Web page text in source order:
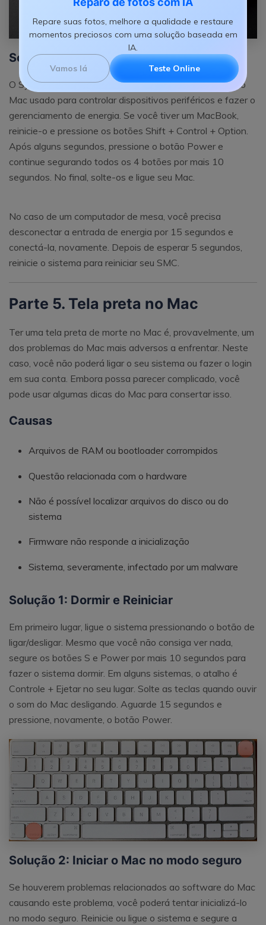
Repare suas fotos, melhore a qualidade e restaure
momentos preciosos com uma solução baseada em
IA.
Vamos lá
Teste Online
Solução 2: Reiniciar o SMC no Mac
O System Management Controller é um chip especial do
Mac usado para controlar dispositivos periféricos e fazer o
gerenciamento de energia. Se você tiver um MacBook,
reinicie-o e pressione os botões Shift + Control + Option.
Após alguns segundos, pressione o botão Power e
continue segurando todos os 4 botões por mais 10
segundos. No final, solte-os e ligue seu Mac.
No caso de um computador de mesa, você precisa
desconectar a entrada de energia por 15 segundos e
conectá-la, novamente. Depois de esperar 5 segundos,
reinicie o sistema para reiniciar seu SMC.
Parte 5. Tela preta no Mac
Ter uma tela preta de morte no Mac é, provavelmente, um
dos problemas do Mac mais adversos a enfrentar. Neste
caso, você não poderá ligar o seu sistema ou fazer o login
em sua conta. Embora possa parecer complicado, você
pode usar algumas dicas do Mac para consertar isso.
Causas
Arquivos de RAM ou bootloader corrompidos
Questão relacionada com o hardware
Não é possível localizar arquivos do disco ou do
sistema
Firmware não responde a inicialização
Sistema, severamente, infectado por um malware
Solução 1: Dormir e Reiniciar
Em primeiro lugar, ligue o sistema pressionando o botão de
ligar/desligar. Mesmo que você não consiga ver nada,
segure os botões S e Power por mais 10 segundos para
fazer o sistema dormir. Em alguns sistemas, o atalho é
Controle + Ejetar no seu lugar. Solte as teclas quando ouvir
o som do Mac desligando. Aguarde 15 segundos e
pressione, novamente, o botão Power.
Solução 2: Iniciar o Mac no modo seguro
Se houverem problemas relacionados ao software do Mac
causando este problema, você poderá tentar inicializá-lo
no modo seguro. Reinicie ou ligue o sistema e segure a